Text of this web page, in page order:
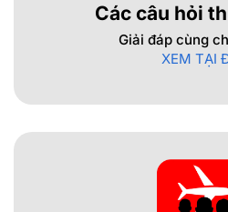
Các câu hỏi
Giải đáp cùng
XEM TẠI